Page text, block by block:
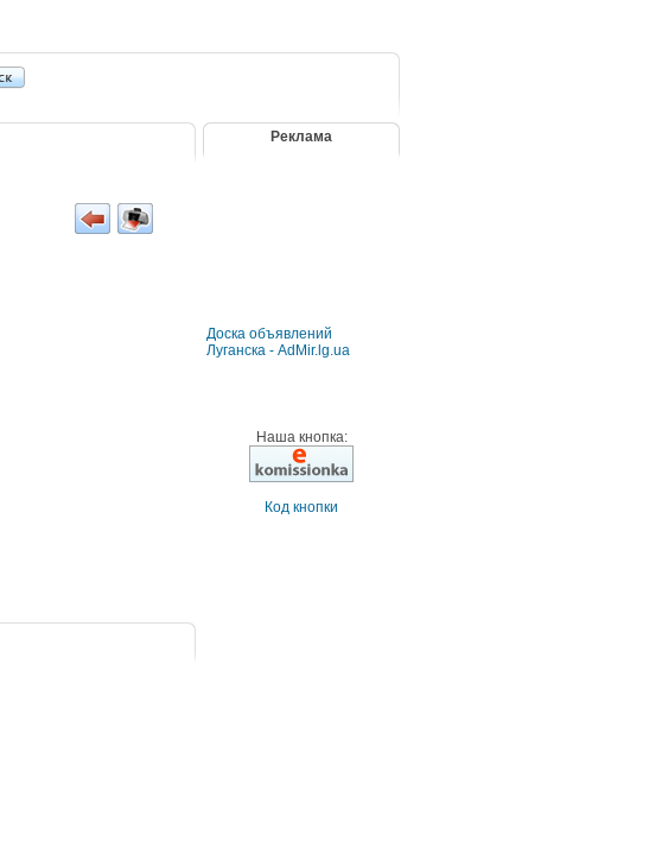
Реклама
Доска объявлений
Луганска - AdMir.lg.ua
Наша кнопка:
Код кнопки